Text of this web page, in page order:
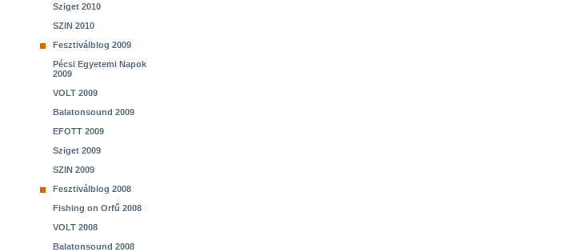
Sziget 2010
SZIN 2010
Fesztiválblog 2009
Pécsi Egyetemi Napok
2009
VOLT 2009
Balatonsound 2009
EFOTT 2009
Sziget 2009
SZIN 2009
Fesztiválblog 2008
Fishing on Orfű 2008
VOLT 2008
Balatonsound 2008